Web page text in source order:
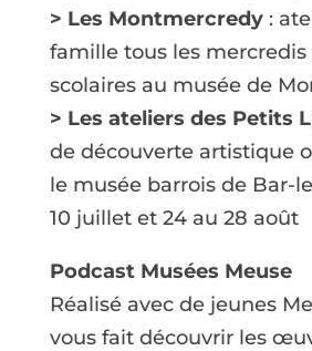
> Les Montmercredy:
famille tous les mercredis
scolaires au musée de
> Les ateliers des Petits
de découverte artistique
le musée barrois de Bar-
10 juillet et 24 au 28 août
Podcast Musées Meuse
Réalisé avec de jeunes
vous fait découvrir les